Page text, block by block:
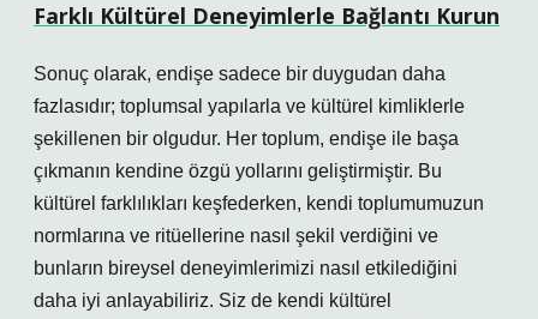
Farklı Kültürel Deneyimlerle Bağlantı Kurun
Sonuç olarak, endişe sadece bir duygudan daha
fazlasıdır; toplumsal yapılarla ve kültürel kimliklerle
şekillenen bir olgudur. Her toplum, endişe ile başa
çıkmanın kendine özgü yollarını geliştirmiştir. Bu
kültürel farklılıkları keşfederken, kendi toplumumuzun
normlarına ve ritüellerine nasıl şekil verdiğini ve
bunların bireysel deneyimlerimizi nasıl etkilediğini
daha iyi anlayabiliriz. Siz de kendi kültürel